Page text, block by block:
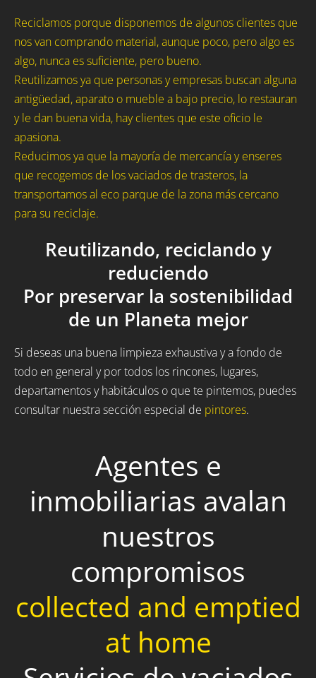
Reciclamos porque disponemos de algunos clientes que
nos van comprando material, aunque poco, pero algo es
algo, nunca es suficiente, pero bueno.
Reutilizamos ya que personas y empresas buscan alguna
antigüedad, aparato o mueble a bajo precio, lo restauran
y le dan buena vida, hay clientes que este oficio le
apasiona.
Reducimos ya que la mayoría de mercancía y enseres
que recogemos de los vaciados de trasteros, la
transportamos al eco parque de la zona más cercano
para su reciclaje.
Reutilizando, reciclando y
reduciendo
Por preservar la sostenibilidad
de un Planeta mejor
Si deseas una buena limpieza exhaustiva y a fondo de
todo en general y por todos los rincones, lugares,
departamentos y habitáculos o que te pintemos, puedes
consultar nuestra sección especial de pintores.
Agentes e
inmobiliarias avalan
nuestros
compromisos
collected and emptied
at home